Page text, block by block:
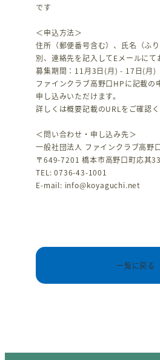
です
＜申込方法＞
住所（郵便番号含む）、氏名（ふ
別、連絡先を記入してEメールにて
募集期間：11月3日(月) - 17日(月)
ファインクラブ高野口HPに記載の
申し込みいただけます。
詳しくは概要記載のURLをご確認く
＜問い合わせ・申し込み先＞
一般社団法人 ファインクラブ高野
〒649-7201 橋本市高野口町応其
TEL: 0736-43-1001
E-mail: info@koyaguchi.net
一覧に戻る